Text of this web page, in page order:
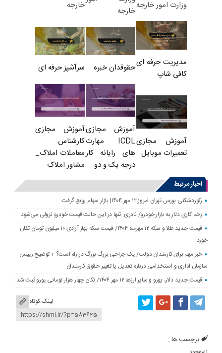
وزارت امور خارجهخارجه
خارجه
مدیریت حرفه ای
کافی شاپ
حقوقدان خبره سرآشپز حرفه ای
آموزش مجازی
تعمیرات موبایل
آموزش مجازی
ICDL مهارت
های رایانه کار
درجه یک و دو
آموزش مجازی
کارشناس
معاملات املاک_
مشاور املاک
اخبار مرتبط
رکوردشکنی بورس تهران امروز ۱۲ مهر ۱۴۰۴| بازار سهام رونق گرفت
زخم کاری دلار به بازار خودرو/ نادری: تنها در این حالت قیمت خودرو نزولی می‌شود
قیمت جدید طلا و سکه ۱۲ مهرماه ۱۴۰۴/ قیمت سکه بهار آزادی ۱۰ میلیون تومان تکان
خورد
خبر مهم برای کارمندان دولت/ یک جراحی بزرگ بزرگ در راه است؟ + توضیح رییس
سازمان اداری و استخدامی درباره تعدیل یا تغییر حقوق کارمندان
قیمت جدید دلار، یورو و سایر ارزها ۱۲ مهر ۱۴۰۴/ تکان چهار هزار تومانی یورو ثبت شد
لینک کوتاه
برچسب ها :